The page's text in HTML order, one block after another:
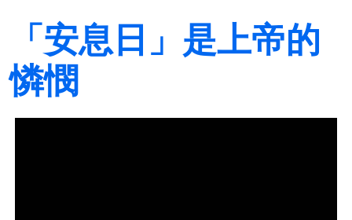
「安息日」是上帝的
憐憫